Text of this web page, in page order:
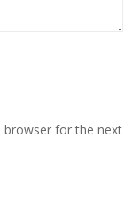
browser for the next